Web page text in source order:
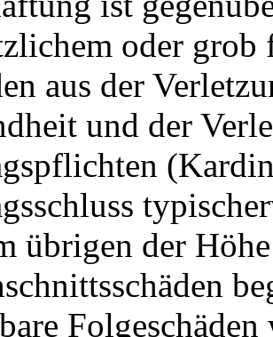
oder grob
aus der
und der
übrigen der
Folgeschäden